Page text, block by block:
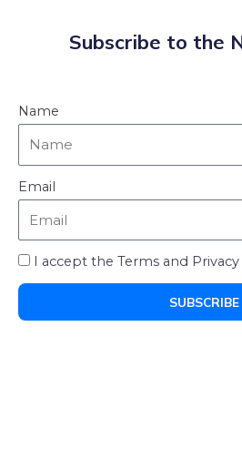
Subscribe to the
Name
Email
I accept the Terms and
SUBSCRIBE